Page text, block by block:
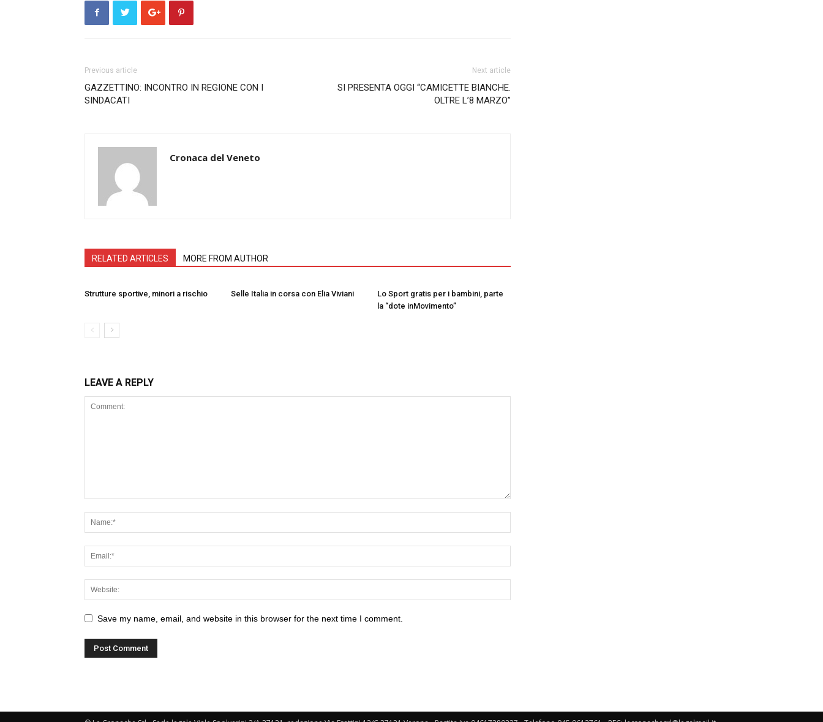
Previous article
GAZZETTINO: INCONTRO IN REGIONE CON I
SINDACATI
Next article
SI PRESENTA OGGI “CAMICETTE BIANCHE.
OLTRE L’8 MARZO”
Cronaca del Veneto
RELATED ARTICLES MORE FROM AUTHOR
Strutture sportive, minori a rischio Selle Italia in corsa con Elia Viviani
Lo Sport gratis per i bambini, parte
la “dote inMovimento”
LEAVE A REPLY
Save my name, email, and website in this browser for the next time I comment.